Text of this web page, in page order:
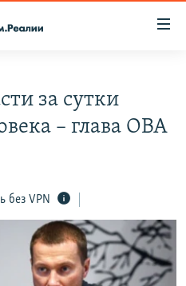
СОПРОТИВЛЕНИЯ
за сутки
– глава ОВА
без VPN